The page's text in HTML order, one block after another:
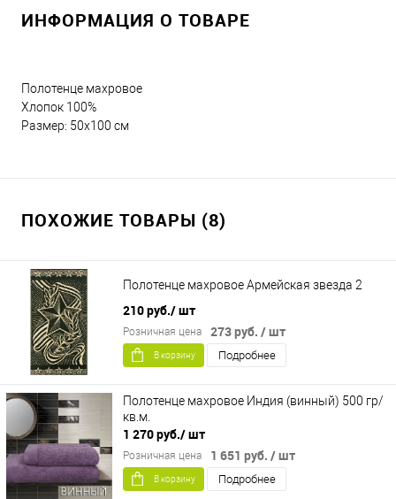
ИНФОРМАЦИЯ О ТОВАРЕ
Полотенце махровое
Хлопок 100%
Размер: 50x100 см
ПОХОЖИЕ ТОВАРЫ (8)
Полотенце махровое Армейская звезда 2
210 руб./ шт
273 руб. / шт
Розничная цена
В корзину Подробнее
Полотенце махровое Индия (винный) 500 гр/
кв.м.
1 270 руб./ шт
1 651 руб. / шт
Розничная цена
В корзину Подробнее